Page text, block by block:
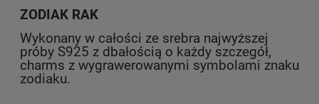
ZODIAK RAK
Wykonany w całości ze srebra najwyższej
próby S925 z dbałością o każdy szczegół,
charms z wygrawerowanymi symbolami znaku
zodiaku.